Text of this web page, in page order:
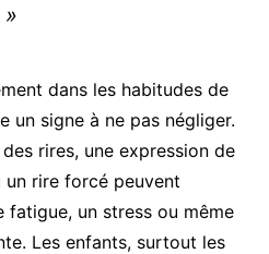
dans les habitudes de
un signe à ne pas négliger.
rires, une expression de
rire forcé peuvent
fatigue, un stress ou même
Les enfants, surtout les